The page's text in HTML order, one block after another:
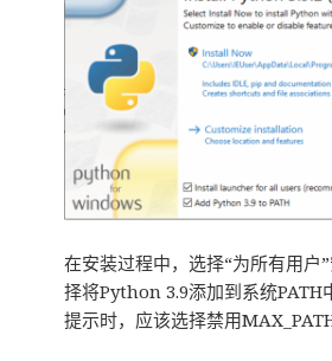
在安装过程中，选择“为所有用户
择将Python 3.9添加到系统
提示时，应该选择禁用